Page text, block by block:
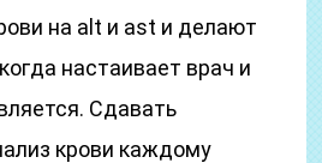
на alt и ast и делают
настаивает врач и
Сдавать
крови каждому